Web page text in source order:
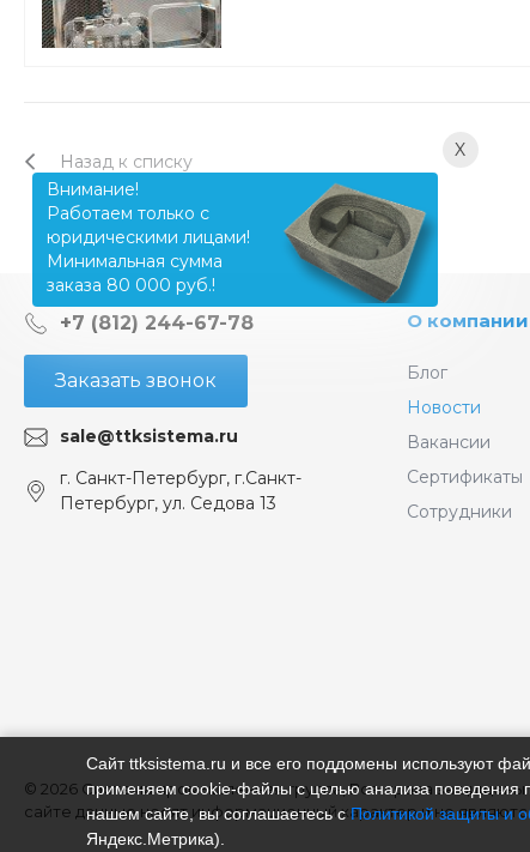
Назад к списку
+7 (812) 244-67-78
Заказать звонок
sale@ttksistema.ru
г. Санкт-Петербург, г.Санкт-
Петербург, ул. Седова 13
О компании
Блог
Новости
Вакансии
Сертификаты
Сотрудники
© 2026 Система промышленная группа, Все права
сайте данные носят информационный характер и не
X
Внимание!
Работаем только с
юридическими лицами!
Минимальная сумма
заказа 80 000 руб.!
Сайт ttksistema.ru и все его поддомены используют
применяем cookie‑файлы с целью анализа поведения
нашем сайте, вы соглашаетесь сПолитикой защиты и
Яндекс.Метрика).